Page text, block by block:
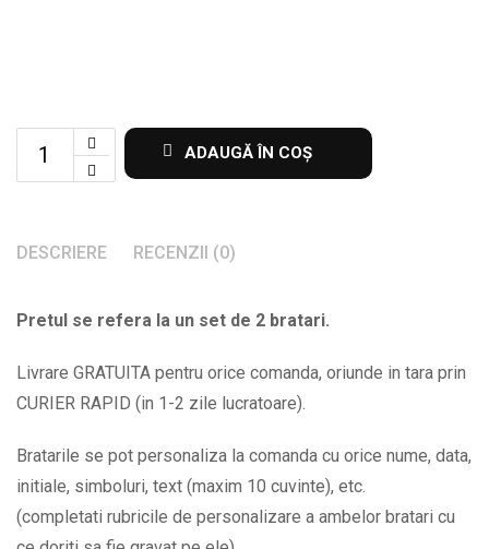
Set
cu
Pomul
ADAUGĂ ÎN COȘ
DESCRIERE RECENZII (0)
Pretul se refera la un set de 2 bratari.
Livrare GRATUITA pentru orice comanda, oriunde in tara prin
CURIER RAPID (in 1-2 zile lucratoare).
Bratarile se pot personaliza la comanda cu orice nume, data,
initiale, simboluri, text (maxim 10 cuvinte), etc.
(completati rubricile de personalizare a ambelor bratari cu